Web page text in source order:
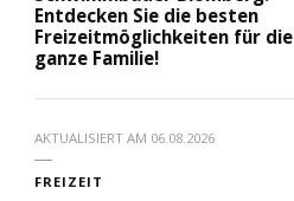
Entdecken Sie die besten
Freizeitmöglichkeiten für die
ganze Familie!
AKTUALISIERT AM 06.08.2026
FREIZEIT